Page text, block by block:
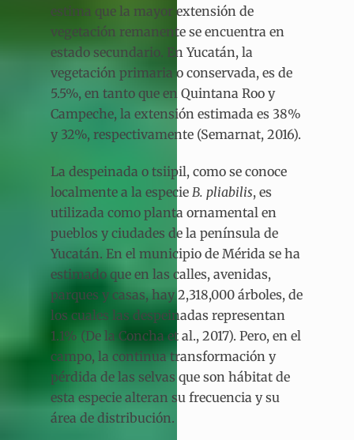
estima que la mayor extensión de
vegetación remanente se encuentra en
estado secundario. En Yucatán, la
vegetación primaria o conservada, es de
5.5%, en tanto que en Quintana Roo y
Campeche, la extensión estimada es 38%
y 32%, respectivamente (Semarnat, 2016).
La despeinada o tsiipil, como se conoce
localmente a la especie B. pliabilis, es
utilizada como planta ornamental en
pueblos y ciudades de la península de
Yucatán. En el municipio de Mérida se ha
estimado que en las calles, avenidas,
parques y casas, hay 2,318,000 árboles, de
los cuales las despeinadas representan
1.1% (De la Concha et al., 2017). Pero, en el
campo, la continua transformación y
pérdida de las selvas que son hábitat de
esta especie alteran su frecuencia y su
área de distribución.